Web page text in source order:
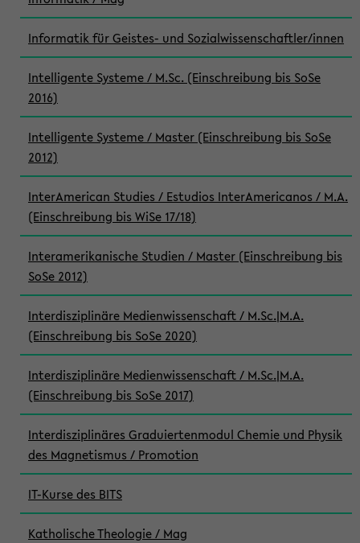
Informatik für Geistes- und Sozialwissenschaftler/innen
Intelligente Systeme / M.Sc. (Einschreibung bis SoSe
2016)
Intelligente Systeme / Master (Einschreibung bis SoSe
2012)
InterAmerican Studies / Estudios InterAmericanos / M.A.
(Einschreibung bis WiSe 17/18)
Interamerikanische Studien / Master (Einschreibung bis
SoSe 2012)
Interdisziplinäre Medienwissenschaft / M.Sc.|M.A.
(Einschreibung bis SoSe 2020)
Interdisziplinäre Medienwissenschaft / M.Sc.|M.A.
(Einschreibung bis SoSe 2017)
Interdisziplinäres Graduiertenmodul Chemie und Physik
des Magnetismus / Promotion
IT-Kurse des BITS
Katholische Theologie / Mag